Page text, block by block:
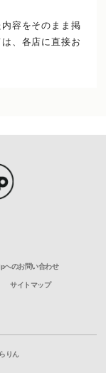
容をそのまま掲
、各店に直接お
へのお問い合わせ
サイトマップ
りん